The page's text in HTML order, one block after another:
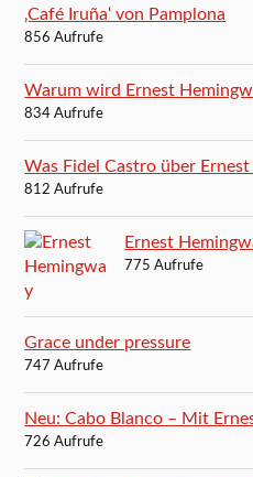
‚Café Iruña‘ von Pamplona
856 Aufrufe
Warum wird Ernest
834 Aufrufe
Was Fidel Castro über
812 Aufrufe
Ernest
775 Aufrufe
Grace under pressure
747 Aufrufe
Neu: Cabo Blanco – Mit
726 Aufrufe